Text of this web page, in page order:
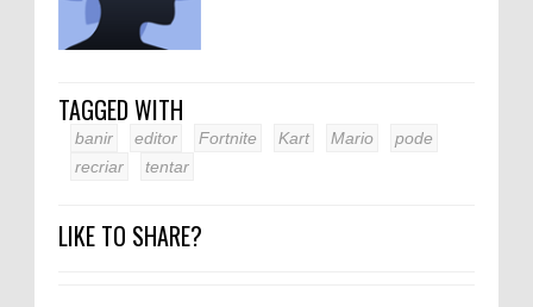
TAGGED WITH
banir editor Fortnite Kart Mario
pode
recriar
tentar
LIKE TO SHARE?